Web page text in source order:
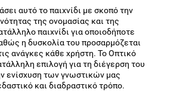
αυτό το παιχνίδι με σκοπό την
της ονομασίας και της
παιχνίδι για οποιοδήποτε
η δυσκολία του προσαρμόζεται
ανάγκες κάθε χρήστη. Το Οπτικό
επιλογή για τη διέγερση του
ενίσχυση των γνωστικών μας
και διαδραστικό τρόπο.